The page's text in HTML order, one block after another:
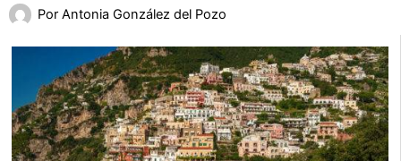
Por Antonia González del Pozo